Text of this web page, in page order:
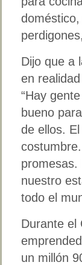
Dijo que a
en
“Hay
bueno
de ellos.
promesas.
nuestro
todo el
Durante el
un millón